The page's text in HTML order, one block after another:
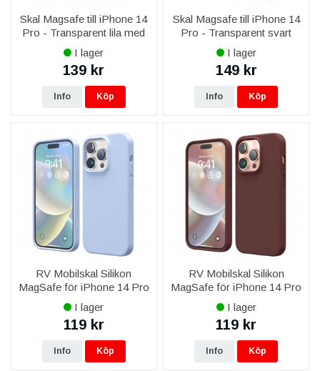
Skal Magsafe till iPhone 14
Pro - Transparent lila med
ringstativ
I lager
139 kr
Info Köp
Skal Magsafe till iPhone 14
Pro - Transparent svart
med ringstativ
I lager
149 kr
Info Köp
RV Mobilskal Silikon
MagSafe för iPhone 14 Pro
- Ljusblå
I lager
119 kr
Info Köp
RV Mobilskal Silikon
MagSafe för iPhone 14 Pro
- Brun
I lager
119 kr
Info Köp